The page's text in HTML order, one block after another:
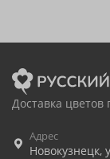
Доставка
Адрес
Новокузнецк,